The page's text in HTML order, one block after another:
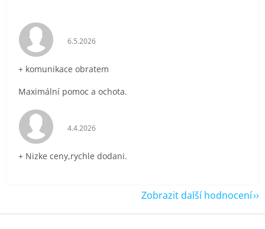
Hodnocení obchodu je 5 z 5 hvězdiček.
6.5.2026
+ komunikace obratem
Maximální pomoc a ochota.
Hodnocení obchodu je 5 z 5 hvězdiček.
4.4.2026
+ Nizke ceny,rychle dodani.
Zobrazit další hodnocení
Z